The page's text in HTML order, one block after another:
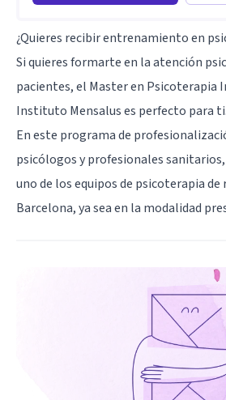
¿Quieres recibir entrenamiento en
Si quieres formarte en la atención
pacientes, el Master en Psicoterapia
Instituto Mensalus es perfecto para ti.
En este programa de
psicólogos y profesionales sanitarios,
uno de los equipos de psicoterapia de
Barcelona, ya sea en la modalidad